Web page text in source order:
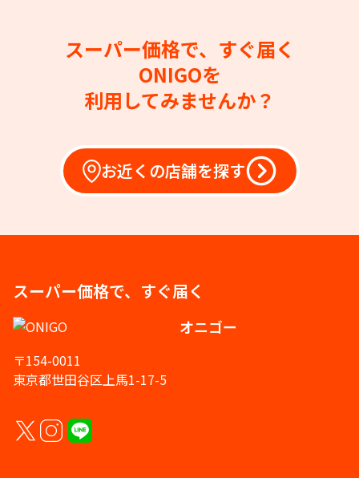
スーパー価格で、すぐ届く
ONIGOを
利用してみませんか？
お近くの店舗を探す
スーパー価格で、すぐ届く
オニゴー
〒154-0011
東京都世田谷区上馬1-17-5